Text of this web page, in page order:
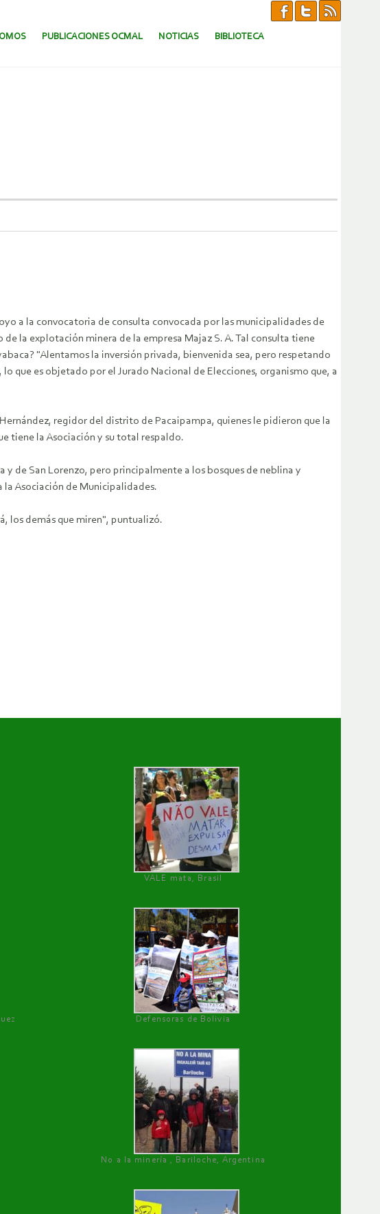
PUBLICACIONES OCMAL NOTICIAS BIBLIOTECA
a la convocatoria de consulta convocada por las municipalidades de
la explotación minera de la empresa Majaz S. A.Tal consulta tiene
"Alentamos la inversión privada, bienvenida sea, pero respetando
que es objetado por el Jurado Nacional de Elecciones, organismo que, a
regidor del distrito de Pacaipampa, quienes le pidieron que la
tiene la Asociación y su total respaldo.
de San Lorenzo, pero principalmente a los bosques de neblina y
la Asociación de Municipalidades.
los demás que miren", puntualizó.
VALE mata, Brasil
Defensoras de Bolivia
No a la minería , Bariloche, Argentina